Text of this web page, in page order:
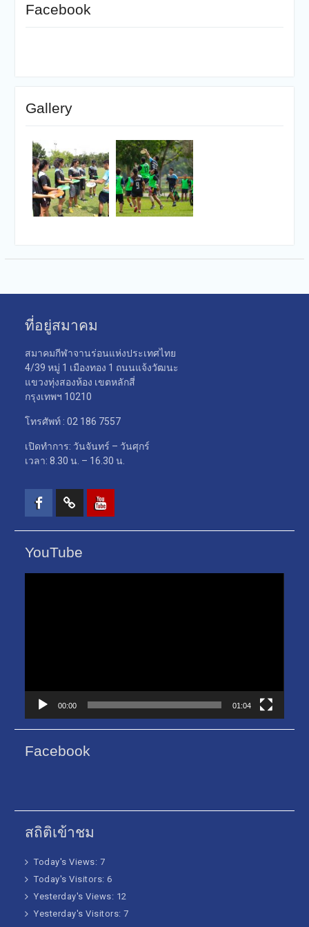
Facebook
Gallery
ที่อยู่สมาคม
สมาคมกีฬาจานร่อนแห่งประเทศไทย
4/39 หมู่ 1 เมืองทอง 1 ถนนแจ้งวัฒนะ
แขวงทุ่งสองห้อง เขตหลักสี่
กรุงเทพฯ 10210
โทรศัพท์ : 02 186 7557
เปิดทำการ: วันจันทร์ – วันศุกร์
เวลา: 8.30 น. – 16.30 น.
YouTube
00:00 01:04
Facebook
สถิติเข้าชม
Today's Views: 7
Today's Visitors:6
Yesterday's Views: 12
Yesterday's Visitors:7